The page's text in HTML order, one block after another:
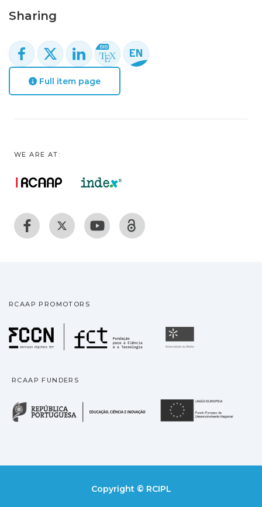
Sharing
Full item page
WE ARE AT:
RCAAP PROMOTORS
Fundação para a
RCAAP FUNDERS
República Portuguesa
Copyright © RCIPL